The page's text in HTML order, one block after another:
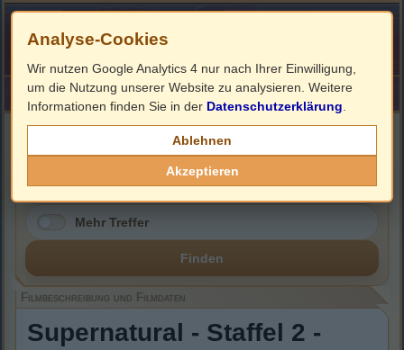
HOME ImpressumLinks
Filmbeschreibung, Cover & DVD Infos
Mehr Treffer
Finden
Filmbeschreibung und Filmdaten
Supernatural - Staffel 2 -
Analyse-Cookies
Wir nutzen Google Analytics 4 nur nach Ihrer Einwilligung,
um die Nutzung unserer Website zu analysieren. Weitere
Informationen finden Sie in der Datenschutzerklärung
Ablehnen
Akzeptieren